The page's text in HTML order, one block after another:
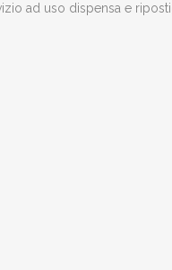
ad uso dispensa e